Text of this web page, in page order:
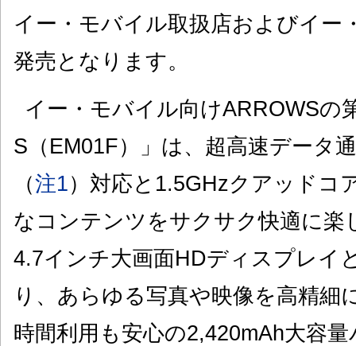
イー・モバイル取扱店およびイー
発売となります。
イー・モバイル向けARROWSの
S（EM01F）」は、超高速データ
（注1）対応と1.5GHzクアッドコ
なコンテンツをサクサク快適に楽
4.7インチ大画面HDディスプレイ
り、あらゆる写真や映像を高精細
時間利用も安心の2,420mAh大容